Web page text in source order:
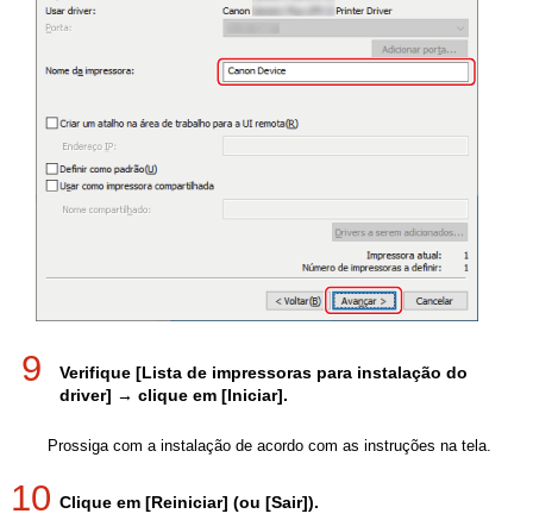
9
Verifique [Lista de impressoras para instalação do
driver] → clique em [Iniciar].
Prossiga com a instalação de acordo com as instruções na tela.
10 Clique em [Reiniciar] (ou [Sair]).